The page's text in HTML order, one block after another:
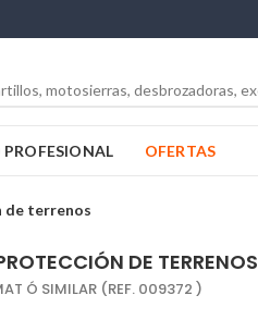
PROFESIONAL OFERTAS
de terrenos
DE TERRENOS
Ó SIMILAR (REF. 009372 )